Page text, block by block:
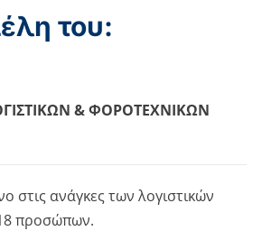
του:
& ΦΟΡΟΤΕΧΝΙΚΩΝ
στις ανάγκες των λογιστικών
προσώπων.